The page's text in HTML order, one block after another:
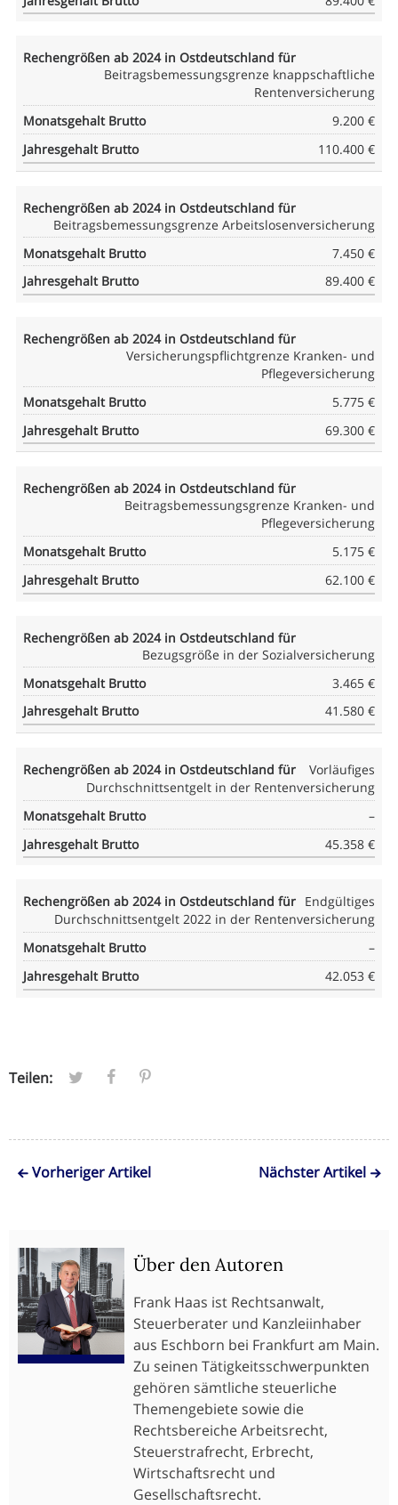
Beitragsbemessungsgrenze knappschaftliche
Rentenversicherung
9.200 €
110.400 €
Beitragsbemessungsgrenze Arbeitslosenversicherung
7.450 €
89.400 €
Versicherungspflichtgrenze Kranken- und
Pflegeversicherung
5.775 €
69.300 €
Beitragsbemessungsgrenze Kranken- und
Pflegeversicherung
5.175 €
62.100 €
Bezugsgröße in der Sozialversicherung
3.465 €
41.580 €
Vorläufiges
Durchschnittsentgelt in der Rentenversicherung
–
45.358 €
Endgültiges
Durchschnittsentgelt 2022 in der Rentenversicherung
–
42.053 €
Teilen:
Vorheriger Artikel Nächster Artikel
Über den Autoren
Frank Haas ist Rechtsanwalt,
Steuerberater und Kanzleiinhaber
aus Eschborn bei Frankfurt am Main.
Zu seinen Tätigkeitsschwerpunkten
gehören sämtliche steuerliche
Themengebiete sowie die
Rechtsbereiche Arbeitsrecht,
Steuerstrafrecht, Erbrecht,
Wirtschaftsrecht und
Gesellschaftsrecht.